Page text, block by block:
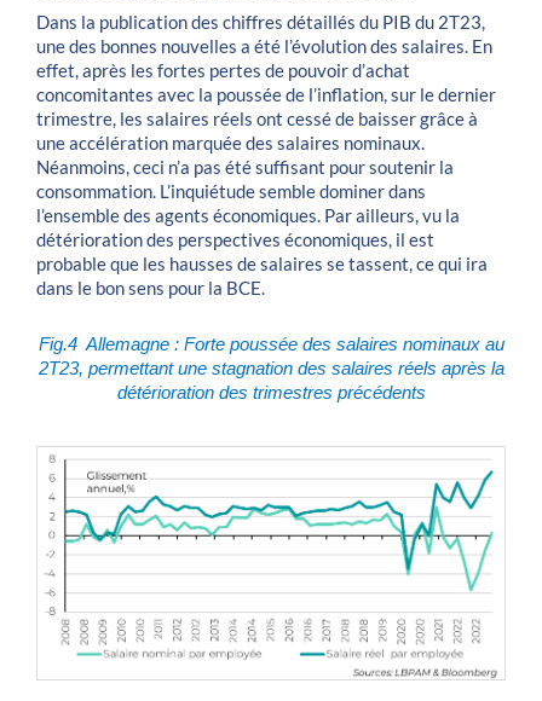
Dans la publication des chiffres détaillés du PIB du 2T23,
une des bonnes nouvelles a été l’évolution des salaires. En
effet, après les fortes pertes de pouvoir d’achat
concomitantes avec la poussée de l’inflation, sur le dernier
trimestre, les salaires réels ont cessé de baisser grâce à
une accélération marquée des salaires nominaux.
Néanmoins, ceci n’a pas été suffisant pour soutenir la
consommation. L’inquiétude semble dominer dans
l’ensemble des agents économiques. Par ailleurs, vu la
détérioration des perspectives économiques, il est
probable que les hausses de salaires se tassent, ce qui ira
dans le bon sens pour la BCE.
Fig.4 Allemagne : Forte poussée des salaires nominaux au
2T23, permettant une stagnation des salaires réels après la
détérioration des trimestres précédents